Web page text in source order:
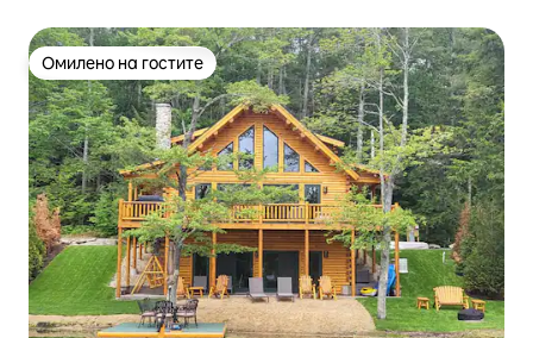
Омилено на гостите
Омилено на гостите